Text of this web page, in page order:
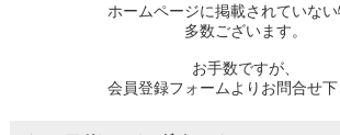
ホームページに掲載されていない
多数ございます。
お手数ですが、
会員登録フォームよりお問合せ下